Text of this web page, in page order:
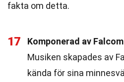
fakta om detta.
17
Komponerad av
Musiken skapades av
kända för sina